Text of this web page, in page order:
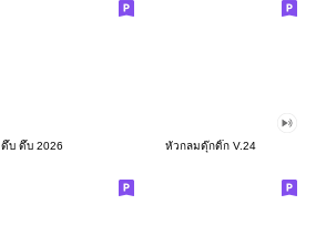
ดึ๊บ ดึ๊บ 2026 หัวกลมดุ๊กดิ๊ก V.24